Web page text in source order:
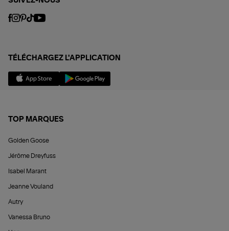
TÉLÉCHARGEZ L'APPLICATION
TOP MARQUES
Golden Goose
Jérôme Dreyfuss
Isabel Marant
Jeanne Vouland
Autry
Vanessa Bruno